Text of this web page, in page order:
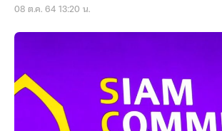
08 ต.ค. 64 13:20 น.